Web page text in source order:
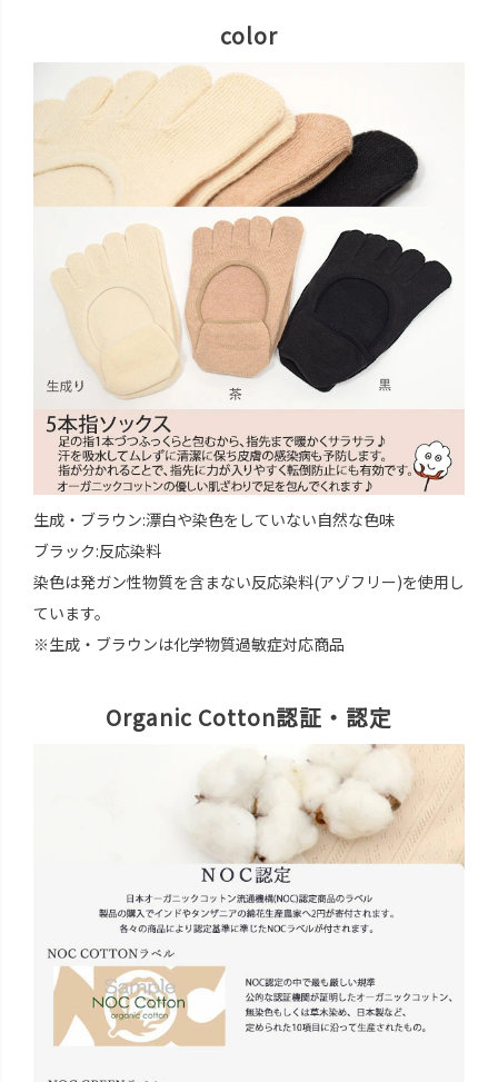
color
生成・ブラウン:漂白や染色をしていない自然な色味
ブラック:反応染料
染色は発ガン性物質を含まない反応染料(アゾフリー)を使用し
ています。
※生成・ブラウンは化学物質過敏症対応商品
Organic Cotton認証・認定